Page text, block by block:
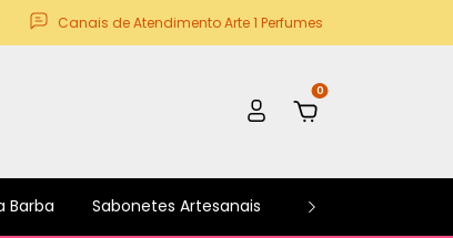
Canais de Atendimento Arte 1 Perfumes
0
Barba Sabonetes Artesanais Kits e Promoções